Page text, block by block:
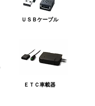
​ＵＳＢケーブル
​ＥＴＣ車載器